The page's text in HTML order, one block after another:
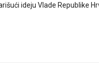
ideju Vlade Republike